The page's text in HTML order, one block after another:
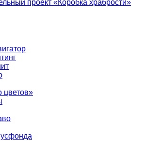
проект «Коробка храбрости»
цветов»